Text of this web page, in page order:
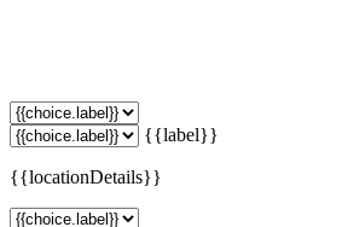
{{label}}
{{locationDetails}}